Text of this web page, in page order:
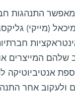
התנהגות
(מייקי)
אינטראקציות
שלהם המייצרים
ולעקוב אחר